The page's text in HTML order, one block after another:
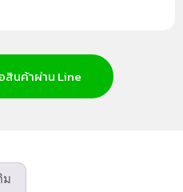
นค้าผ่าน Line
ม